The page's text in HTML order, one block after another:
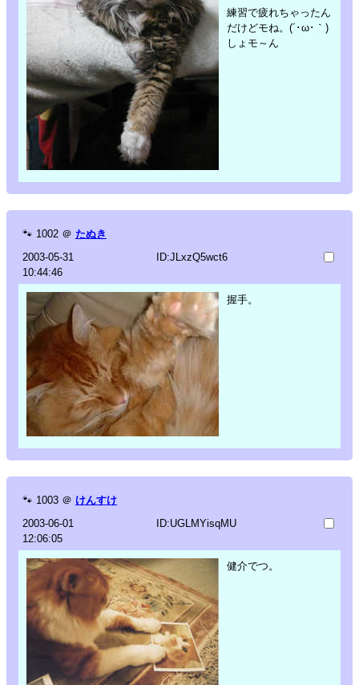
練習で疲れちゃったん
だけどモね。(´･ω･｀)
しょモ～ん
🐾 1002 ＠ たぬき
2003-05-31
10:44:46
ID:JLxzQ5wct6
握手。
🐾 1003 ＠ けんすけ
2003-06-01
12:06:05
ID:UGLMYisqMU
健介でつ。